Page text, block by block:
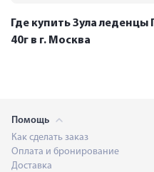
Где купить Зула
40г в г. Москва
Помощь
Как сделать заказ
Оплата и бронирование
Доставка